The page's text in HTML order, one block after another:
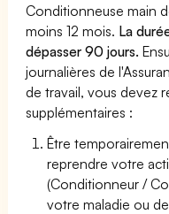
Conditionneuse main
moins 12 mois. La
dépasser 90 jours.
journalières de
de travail, vous devez
supplémentaires :
Être
reprendre votre
(Conditionneur /
votre maladie ou